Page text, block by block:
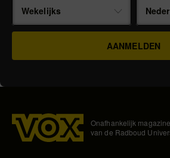
Wekelijks
Onafhankelijk magazine
van de Radboud